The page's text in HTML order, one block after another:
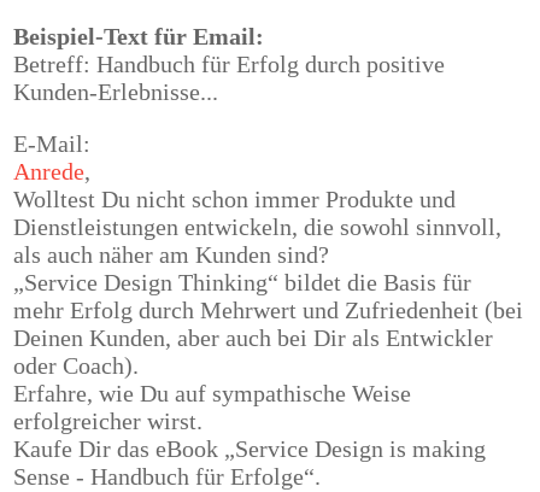
Beispiel-Text für Email:
Betreff: Handbuch für Erfolg durch positive
Kunden-Erlebnisse...
E-Mail:
Anrede,
Wolltest Du nicht schon immer Produkte und
Dienstleistungen entwickeln, die sowohl sinnvoll,
als auch näher am Kunden sind?
„Service Design Thinking“ bildet die Basis für
mehr Erfolg durch Mehrwert und Zufriedenheit (bei
Deinen Kunden, aber auch bei Dir als Entwickler
oder Coach).
Erfahre, wie Du auf sympathische Weise
erfolgreicher wirst.
Kaufe Dir das eBook „Service Design is making
Sense - Handbuch für Erfolge“.